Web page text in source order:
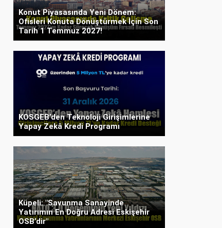
Konut Piyasasında Yeni Dönem:
Ofisleri Konuta Dönüştürmek İçin Son
Tarih 1 Temmuz 2027!
KOSGEB’den Teknoloji Girişimlerine
Yapay Zekâ Kredi Programı
Küpeli: "Savunma Sanayinde
Yatırımın En Doğru Adresi Eskişehir
OSB’dir"